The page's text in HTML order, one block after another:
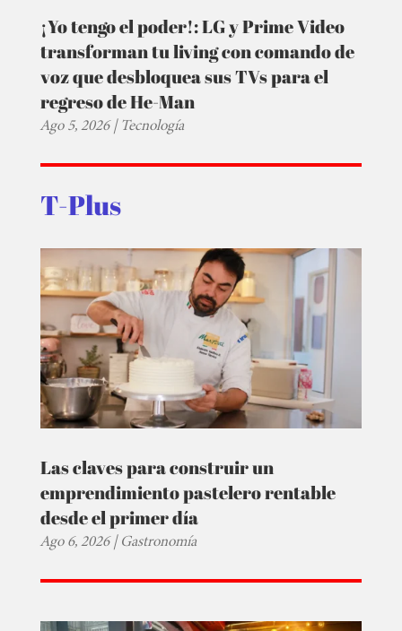
¡Yo tengo el poder!: LG y Prime Video
transforman tu living con comando de
voz que desbloquea sus TVs para el
regreso de He-Man
Ago 5, 2026|Tecnología
T-Plus
Las claves para construir un
emprendimiento pastelero rentable
desde el primer día
Ago 6, 2026|Gastronomía